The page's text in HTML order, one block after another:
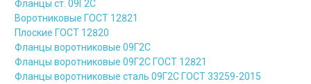
Фланцы ст. 09Г2С
Воротниковые ГОСТ 12821
Плоские ГОСТ 12820
Фланцы воротниковые 09Г2С
Фланцы воротниковые 09Г2С ГОСТ 12821
Фланцы воротниковые сталь 09Г2С ГОСТ 33259-2015